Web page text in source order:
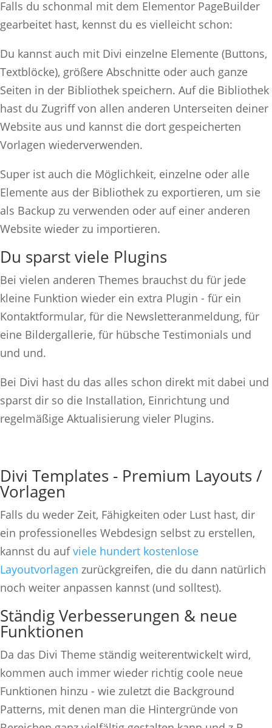
Falls du schonmal mit dem Elementor PageBuilder
gearbeitet hast, kennst du es vielleicht schon:
Du kannst auch mit Divi einzelne Elemente (Buttons,
Textblöcke), größere Abschnitte oder auch ganze
Seiten in der Bibliothek speichern. Auf die Bibliothek
hast du Zugriff von allen anderen Unterseiten deiner
Website aus und kannst die dort gespeicherten
Vorlagen wiederverwenden.
Super ist auch die Möglichkeit, einzelne oder alle
Elemente aus der Bibliothek zu exportieren, um sie
als Backup zu verwenden oder auf einer anderen
Website wieder zu importieren.
Du sparst viele Plugins
Bei vielen anderen Themes brauchst du für jede
kleine Funktion wieder ein extra Plugin - für ein
Kontaktformular, für die Newsletteranmeldung, für
eine Bildergallerie, für hübsche Testimonials und
und und.
Bei Divi hast du das alles schon direkt mit dabei und
sparst dir so die Installation, Einrichtung und
regelmäßige Aktualisierung vieler Plugins.
Divi Templates - Premium Layouts /
Vorlagen
Falls du weder Zeit, Fähigkeiten oder Lust hast, dir
ein professionelles Webdesign selbst zu erstellen,
kannst du aufviele hundert kostenlose
Layoutvorlagen zurückgreifen, die du dann natürlich
noch weiter anpassen kannst (und solltest).
Ständig Verbesserungen & neue
Funktionen
Da das Divi Theme ständig weiterentwickelt wird,
kommen auch immer wieder richtig coole neue
Funktionen hinzu - wie zuletzt die Background
Patterns, mit denen man die Hintergründe von